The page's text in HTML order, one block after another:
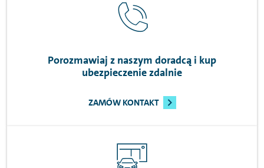
Porozmawiaj z naszym doradcą i kup
ubezpieczenie zdalnie
ZAMÓW KONTAKT